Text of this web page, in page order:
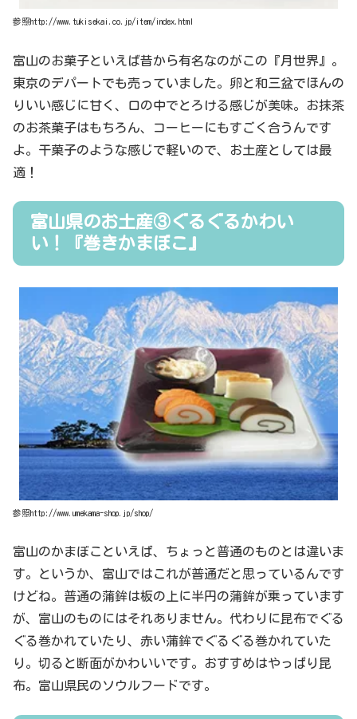
参照http://www.tukisekai.co.jp/item/index.html
富山のお菓子といえば昔から有名なのがこの『月世界』。
東京のデパートでも売っていました。卵と和三盆でほんの
りいい感じに甘く、口の中でとろける感じが美味。お抹茶
のお茶菓子はもちろん、コーヒーにもすごく合うんです
よ。干菓子のような感じで軽いので、お土産としては最
適！
富山県のお土産③ぐるぐるかわい
い！『巻きかまぼこ』
参照http://www.umekama-shop.jp/shop/
富山のかまぼこといえば、ちょっと普通のものとは違いま
す。というか、富山ではこれが普通だと思っているんです
けどね。普通の蒲鉾は板の上に半円の蒲鉾が乗っています
が、富山のものにはそれありません。代わりに昆布でぐる
ぐる巻かれていたり、赤い蒲鉾でぐるぐる巻かれていた
り。切ると断面がかわいいです。おすすめはやっぱり昆
布。富山県民のソウルフードです。